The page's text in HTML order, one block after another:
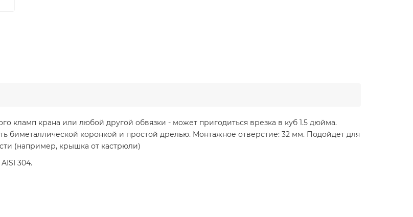
кламп крана или любой другой обвязки - может пригодиться врезка в куб 1.5 дюйма.
биметаллической коронкой и простой дрелью. Монтажное отверстие: 32 мм. Подойдет для
(например, крышка от кастрюли)
304.